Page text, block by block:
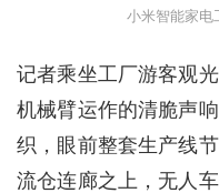
小米智能家电
记者乘坐工厂游客观
机械臂运作的清脆声
织，眼前整套生产线
流仓连廊之上，无人